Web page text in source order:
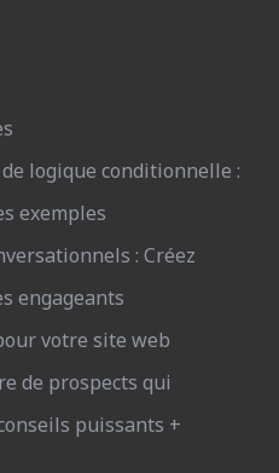
logique conditionnelle :
exemples
: Créez
engageants
votre site web
de prospects qui
puissants +